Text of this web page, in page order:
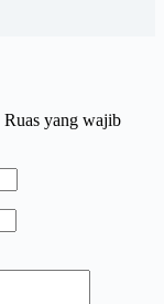
Ruas yang wajib